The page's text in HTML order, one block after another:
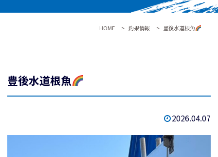
HOME > 釣果情報 > 豊後水道根魚
豊後水道根魚
2026.04.07